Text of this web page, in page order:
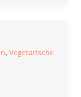
, Vegetarische